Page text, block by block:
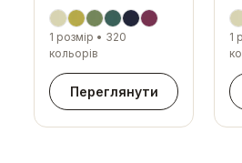
1 розмір • 320
кольорів
Переглянути
1